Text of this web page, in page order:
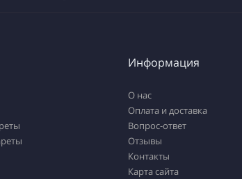
Информация
О нас
Оплата и доставка
Вопрос-ответ
Отзывы
Контакты
Карта сайта